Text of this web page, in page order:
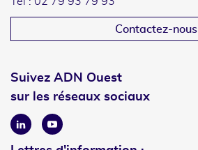
Contactez-nous
Suivez ADN Ouest
sur les réseaux sociaux
LinkedinYoutube